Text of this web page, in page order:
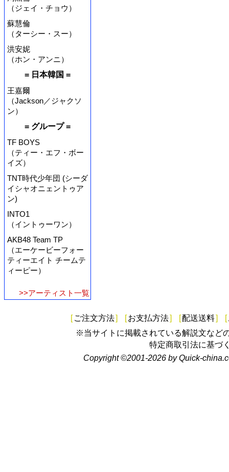
（ジェイ・チョウ）
蘇慧倫
（ターシー・スー）
洪安妮
（ホン・アンニ）
= 日本韓国 =
王嘉爾
（Jackson／ジャクソ
ン）
= グループ =
TF BOYS
（ティー・エフ・ボー
イズ）
TNT時代少年団 (シーダ
イシャオニェントゥア
ン)
INTO1
（イントゥーワン）
AKB48 Team TP
（エーケービーフォー
ティーエイト チームテ
ィーピー）
>>アーティスト一覧
[ ご注文方法] [お支払方法] [配送送料] [
※当サイトに掲載されている解説文など
特定商取引法に基づ
Copyright ©2001-2026 by Quick-